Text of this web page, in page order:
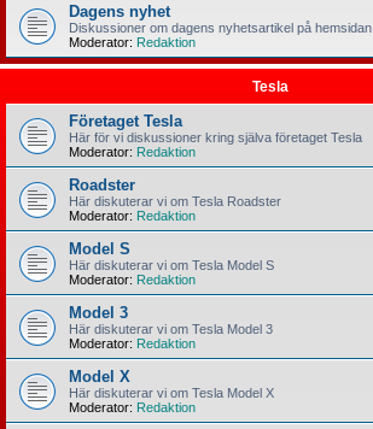
Dagens nyhet
Diskussioner om dagens nyhetsartikel på hemsidan
Moderator: Redaktion
Tesla
Företaget Tesla
Här för vi diskussioner kring själva företaget Tesla
Moderator: Redaktion
Roadster
Här diskuterar vi om Tesla Roadster
Moderator: Redaktion
Model S
Här diskuterar vi om Tesla Model S
Moderator: Redaktion
Model 3
Här diskuterar vi om Tesla Model 3
Moderator: Redaktion
Model X
Här diskuterar vi om Tesla Model X
Moderator: Redaktion